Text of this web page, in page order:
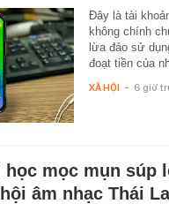
Đây là tài
không chính
lừa đảo sử
đoạt tiền của
XÃ HỘI - 6 giờ
học mọc mụn súp
âm nhạc Thái